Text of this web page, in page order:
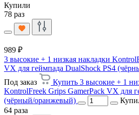
Купили
78 раз
989 ₽
3 высокие + 1 низкая накладки
VX для геймпада DualShock PS4
Под заказ
Купить 3 высокие + 1
KontrolFreek Grips GamerPack VX для
(чёрный/оранжевый)
64 раза